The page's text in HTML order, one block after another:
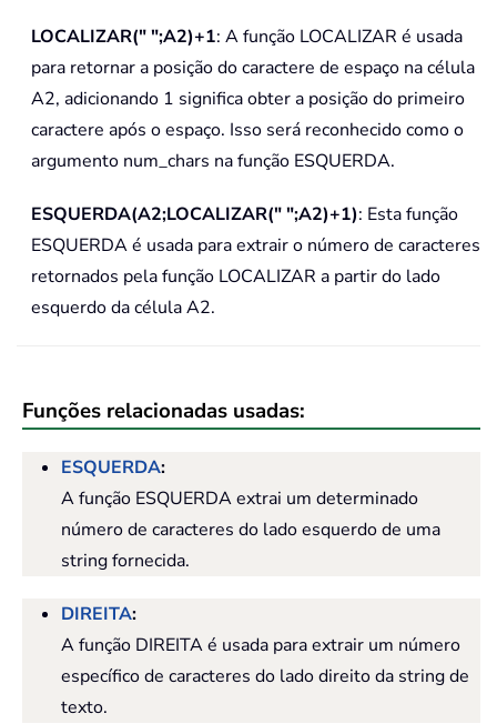
LOCALIZAR(" ";A2)+1: A função LOCALIZAR é usada
para retornar a posição do caractere de espaço na célula
A2, adicionando 1 significa obter a posição do primeiro
caractere após o espaço. Isso será reconhecido como o
argumento num_chars na função ESQUERDA.
ESQUERDA(A2;LOCALIZAR(" ";A2)+1): Esta função
ESQUERDA é usada para extrair o número de caracteres
retornados pela função LOCALIZAR a partir do lado
esquerdo da célula A2.
Funções relacionadas usadas:
ESQUERDA:
A função ESQUERDA extrai um determinado
número de caracteres do lado esquerdo de uma
string fornecida.
DIREITA:
A função DIREITA é usada para extrair um número
específico de caracteres do lado direito da string de
texto.